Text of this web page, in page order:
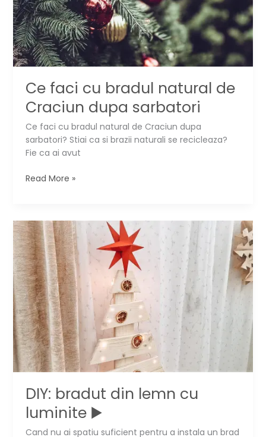
Ce faci cu bradul natural de
Craciun dupa sarbatori
Ce faci cu bradul natural de Craciun dupa
sarbatori? Stiai ca si brazii naturali se recicleaza?
Fie ca ai avut
Ce
natural
de
Craciun
dupa
sarbatori
Read More »
DIY: bradut din lemn cu
luminite ▶️
Cand nu ai spatiu suficient pentru a instala un brad